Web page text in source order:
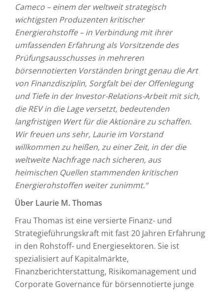
Cameco – einem der weltweit strategisch
wichtigsten Produzenten kritischer
Energierohstoffe – in Verbindung mit ihrer
umfassenden Erfahrung als Vorsitzende des
Prüfungsausschusses in mehreren
börsennotierten Vorständen bringt genau die Art
von Finanzdisziplin, Sorgfalt bei der Offenlegung
und Tiefe in der Investor-Relations-Arbeit mit sich,
die REV in die Lage versetzt, bedeutenden
langfristigen Wert für die Aktionäre zu schaffen.
Wir freuen uns sehr, Laurie im Vorstand
willkommen zu heißen, zu einer Zeit, in der die
weltweite Nachfrage nach sicheren, aus
heimischen Quellen stammenden kritischen
Energierohstoffen weiter zunimmt.“
Über Laurie M. Thomas
Frau Thomas ist eine versierte Finanz- und
Strategieführungskraft mit fast 20 Jahren Erfahrung
in den Rohstoff- und Energiesektoren. Sie ist
spezialisiert auf Kapitalmärkte,
Finanzberichterstattung, Risikomanagement und
Corporate Governance für börsennotierte junge